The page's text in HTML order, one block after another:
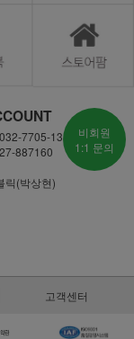
7705-13
887160
릭(박상현)
비회원
1:1 문의
고객센터